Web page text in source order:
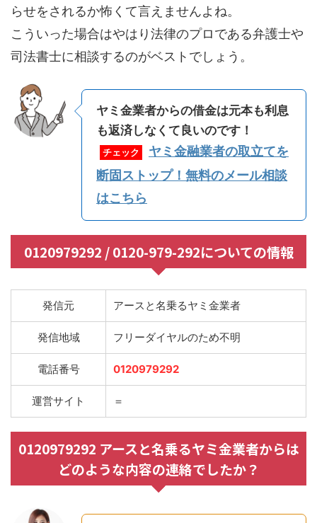
らせをされるか怖くて言えませんよね。
こういった場合はやはり法律のプロである弁護士や
司法書士に相談するのがベストでしょう。
ヤミ金業者からの借金は元本も利息
も返済しなくて良いのです！
チェック
ヤミ金融業者の取立てを
断固ストップ！無料のメール相談
はこちら
0120979292 / 0120-979-292についての情報
発信元 アースと名乗るヤミ金業者
発信地域 フリーダイヤルのため不明
電話番号 0120979292
運営サイト ＝
0120979292 アースと名乗るヤミ金業者からは
どのような内容の連絡でしたか？